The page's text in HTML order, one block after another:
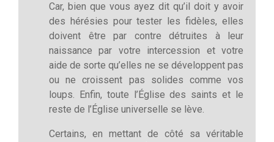
Car, bien que vous ayez dit qu’il doit y avoir
des hérésies pour tester les fidèles, elles
doivent être par contre détruites à leur
naissance par votre intercession et votre
aide de sorte qu’elles ne se développent pas
ou ne croissent pas solides comme vos
loups. Enfin, toute l’Église des saints et le
reste de l’Église universelle se lève.
Certains, en mettant de côté sa véritable